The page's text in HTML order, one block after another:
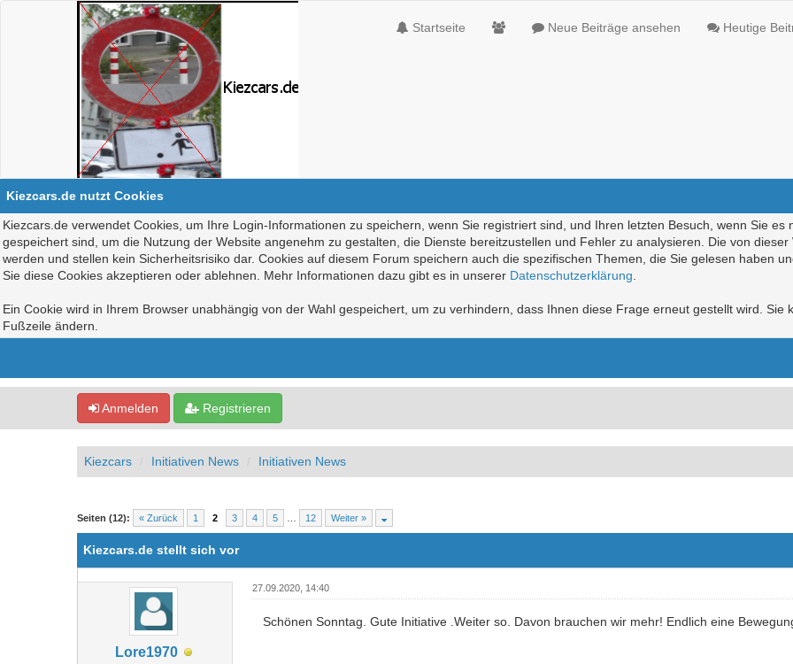
Startseite Neue Beiträge ansehen Heutige
Kiezcars.de nutzt Cookies
Kiezcars.de verwendet Cookies, um Ihre Login-Informationen zu speichern, wenn Sie registriert sind, und Ihren letzten Besuch, wenn Sie
gespeichert sind, um die Nutzung der Website angenehm zu gestalten, die Dienste bereitzustellen und Fehler zu analysieren. Die von
werden und stellen kein Sicherheitsrisiko dar. Cookies auf diesem Forum speichern auch die spezifischen Themen, die Sie gelesen haben
Sie diese Cookies akzeptieren oder ablehnen. Mehr Informationen dazu gibt es in unserer Datenschutzerklärung
Ein Cookie wird in Ihrem Browser unabhängig von der Wahl gespeichert, um zu verhindern, dass Ihnen diese Frage erneut gestellt wird.
Fußzeile ändern.
Anmelden Registrieren
Kiezcars Initiativen News Initiativen News
Seiten (12): « Zurück 1 2 3 4 5 12 Weiter »
2 Bewertung(en) - 5 im Durchschnitt
1
2
3
4
5
Kiezcars.de stellt sich vor
Lore1970
27.09.2020, 14:40
Schönen Sonntag. Gute Initiative .Weiter so. Davon brauchen wir mehr! Endlich eine